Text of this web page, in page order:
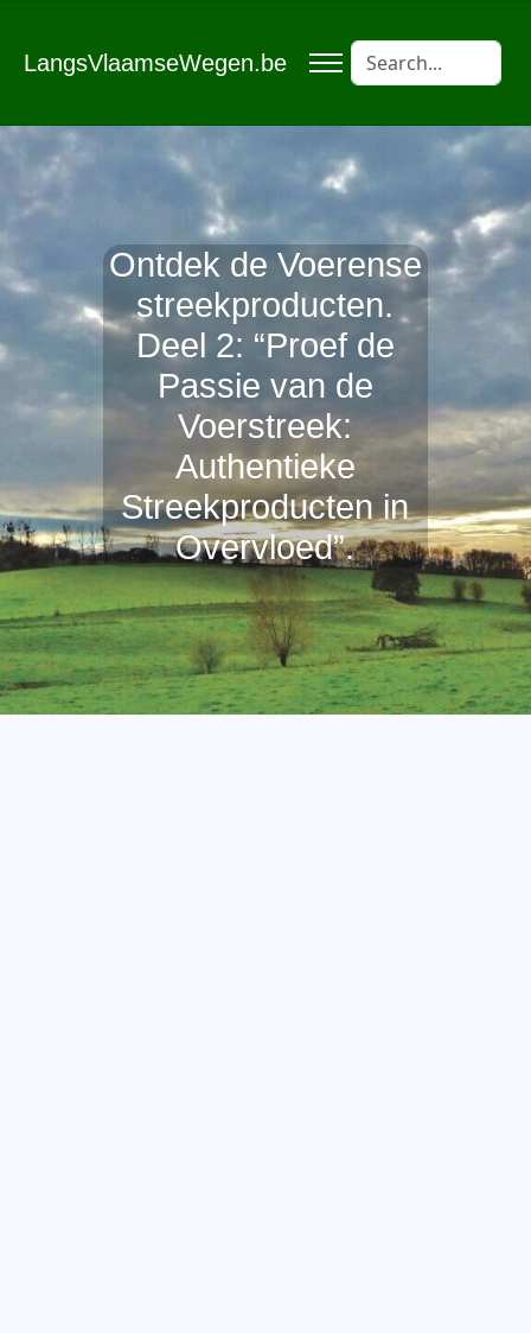
LangsVlaamseWegen.be
Ontdek de Voerense
streekproducten.
Deel 2: “Proef de
Passie van de
Voerstreek:
Authentieke
Streekproducten in
Overvloed”.